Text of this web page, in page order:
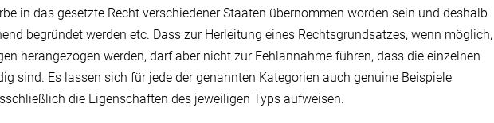
in das gesetzte Recht verschiedener Staaten übernommen worden sein und deshalb
begründet werden etc. Dass zur Herleitung eines Rechtsgrundsatzes, wenn möglich,
herangezogen werden, darf aber nicht zur Fehlannahme führen, dass die einzelnen
sind. Es lassen sich für jede der genannten Kategorien auch genuine Beispiele
die Eigenschaften des jeweiligen Typs aufweisen.